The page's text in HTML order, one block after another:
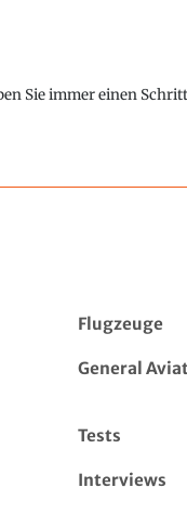
Sie immer einen
Flugzeuge
General
Tests
Interviews